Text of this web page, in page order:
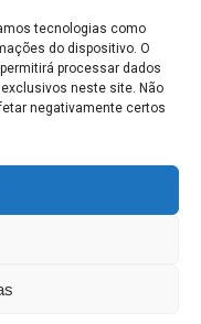
tecnologias como
do dispositivo. O
processar dados
neste site. Não
negativamente certos
- Avenida